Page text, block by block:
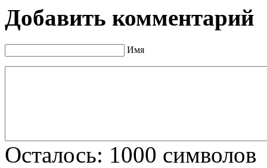
Добавить комментарий
Имя
Осталось: 1000 символов